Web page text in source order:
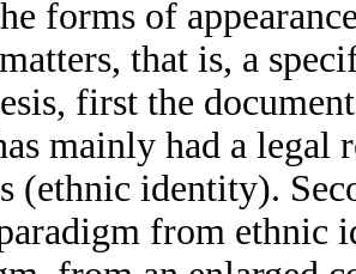
forms of
that is, a
first the
mainly had a legal
(ethnic identity).
from ethnic